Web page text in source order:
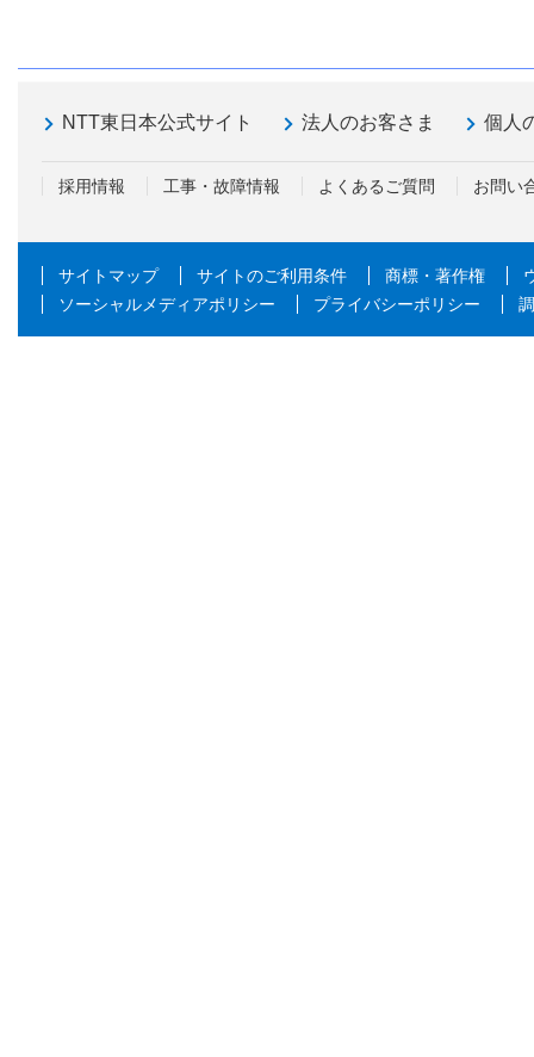
NTT東日本公式サイト 法人のお客さま 個人
採用情報 工事・故障情報 よくあるご質問 お問い
サイトマップ サイトのご利用条件 商標・著作権
ソーシャルメディアポリシー
プライバシーポリシー